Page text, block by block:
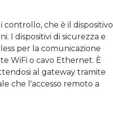
controllo, che è il dispositivo
I dispositivi di sicurezza e
per la comunicazione
WiFi o cavo Ethernet. È
al gateway tramite
che l'accesso remoto a